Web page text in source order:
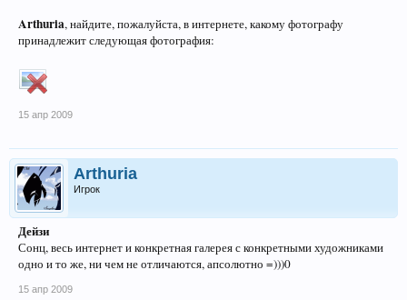
Arthuria, найдите, пожалуйста, в интернете, какому фотографу
принадлежит следующая фотография:
15 апр 2009
Arthuria
Игрок
Дейзи
Сонц, весь интернет и конкретная галерея с конкретными художниками
одно и то же, ни чем не отличаются, апсолютно =)))0
15 апр 2009